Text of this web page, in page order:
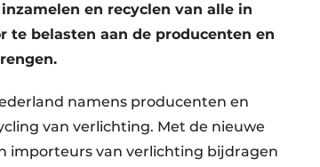
en recyclen van alle in
te belasten aan de producenten en
namens producenten en
van verlichting. Met de nieuwe
importeurs van verlichting bijdragen